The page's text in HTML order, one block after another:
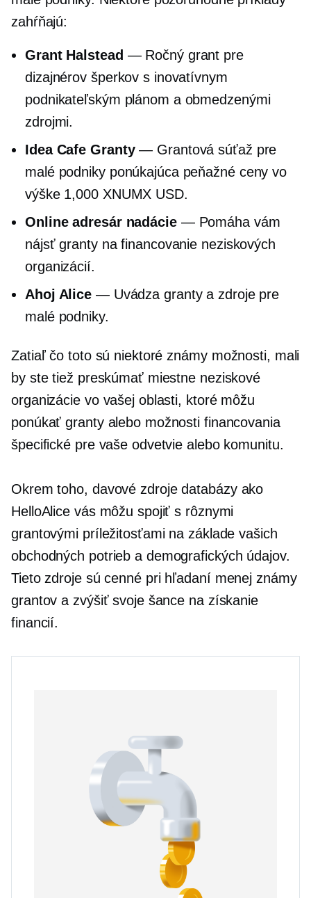
zahŕňajú:
Grant Halstead — Ročný grant pre
dizajnérov šperkov s inovatívnym
podnikateľským plánom a obmedzenými
zdrojmi.
Idea Cafe Granty— Grantová súťaž pre
malé podniky ponúkajúca peňažné ceny vo
výške 1,000 XNUMX USD.
Online adresár nadácie— Pomáha vám
nájsť granty na financovanie neziskových
organizácií.
Ahoj Alice — Uvádza granty a zdroje pre
malé podniky.
Zatiaľ čo toto sú niektoré známymožnosti, mali
by ste tiež preskúmať miestne neziskové
organizácie vo vašej oblasti, ktoré môžu
ponúkať granty alebo možnosti financovania
špecifické pre vaše odvetvie alebo komunitu.
Okrem toho, davové zdrojedatabázy ako
HelloAlice vás môžu spojiť s rôznymi
grantovými príležitosťami na základe vašich
obchodných potrieb a demografických údajov.
Tieto zdroje sú cenné pri hľadaní menej známy
grantov a zvýšiť svoje šance na získanie
financií.